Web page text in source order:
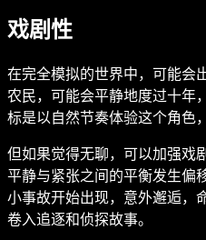
戏剧性
在完全模拟的世界中，可能会
农民，可能会平静地度过十年
标是以自然节奏体验这个角色
但如果觉得无聊，可以加强戏
平静与紧张之间的平衡发生偏
小事故开始出现，意外邂逅，
卷入追逐和侦探故事。